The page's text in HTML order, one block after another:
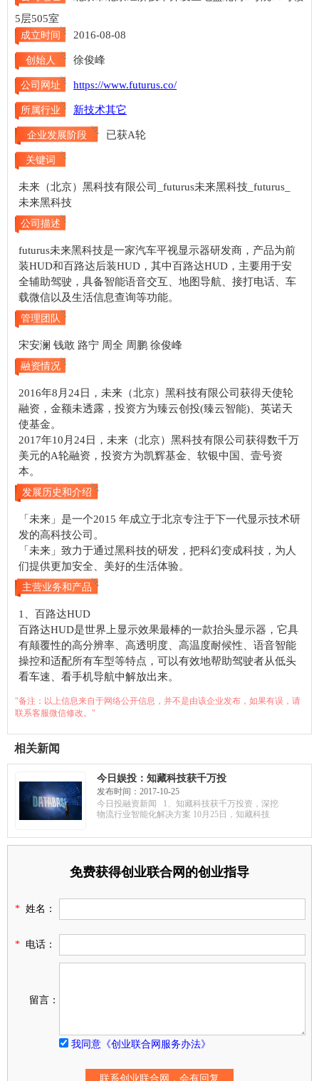
5层505室
成立时间 2016-08-08
创始人 徐俊峰
公司网址 https://www.futurus.co/
所属行业 新技术其它
企业发展阶段 已获A轮
关键词
未来（北京）黑科技有限公司_futurus未来黑科技_futurus_
未来黑科技
公司描述
futurus未来黑科技是一家汽车平视显示器研发商，产品为前
装HUD和百路达后装HUD，其中百路达HUD，主要用于安
全辅助驾驶，具备智能语音交互、地图导航、接打电话、车
载微信以及生活信息查询等功能。
管理团队
宋安澜 钱敢 路宁 周全 周鹏 徐俊峰
融资情况
2016年8月24日，未来（北京）黑科技有限公司获得天使轮
融资，金额未透露，投资方为臻云创投(臻云智能)、英诺天
使基金。
2017年10月24日，未来（北京）黑科技有限公司获得数千万
美元的A轮融资，投资方为凯辉基金、软银中国、壹号资
本。
发展历史和介绍
「未来」是一个2015 年成立于北京专注于下一代显示技术研
发的高科技公司。
「未来」致力于通过黑科技的研发，把科幻变成科技，为人
们提供更加安全、美好的生活体验。
主营业务和产品
1、百路达HUD
百路达HUD是世界上显示效果最棒的一款抬头显示器，它具
有颠覆性的高分辨率、高透明度、高温度耐候性、语音智能
操控和适配所有车型等特点，可以有效地帮助驾驶者从低头
看车速、看手机导航中解放出来。
"备注：以上信息来自于网络公开信息，并不是由该企业发布，如果有误，请
联系客服微信修改。"
相关新闻
今日娱投：知藏科技获千万投
资，深挖物流行业智能化解决
方案；未来黑科技获A轮融资，
融资将用于产品量产；慧算账
发布时间：2017-10-25
今日投融资新闻 1、知藏科技获千万投资，深挖
物流行业智能化解决方案 10月25日，知藏科技
免费获得创业联合网的创业指导
* 姓名：
* 电话：
留言：
我同意《创业联合网服务办法》